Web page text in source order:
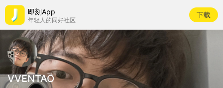
即刻App
年轻人的同好社区
下载
VVENTAO